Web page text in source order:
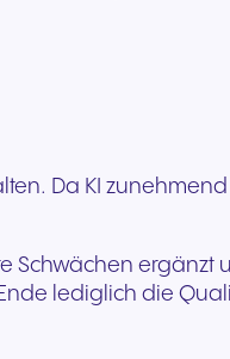
Da KI
Schwächen ergänzt
lediglich die